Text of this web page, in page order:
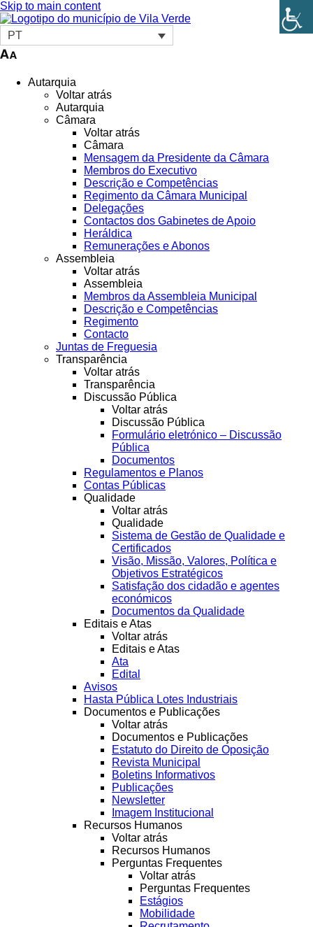
Skip to main content
PT
Autarquia
Voltar atrás
Autarquia
Câmara
Voltar atrás
Câmara
Mensagem da Presidente da Câmara
Membros do Executivo
Descrição e Competências
Regimento da Câmara Municipal
Delegações
Contactos dos Gabinetes de Apoio
Heráldica
Remunerações e Abonos
Assembleia
Voltar atrás
Assembleia
Membros da Assembleia Municipal
Descrição e Competências
Regimento
Contacto
Juntas de Freguesia
Transparência
Voltar atrás
Transparência
Discussão Pública
Voltar atrás
Discussão Pública
Formulário eletrónico – Discussão
Pública
Documentos
Regulamentos e Planos
Contas Públicas
Qualidade
Voltar atrás
Qualidade
Sistema de Gestão de Qualidade e
Certificados
Visão, Missão, Valores, Política e
Objetivos Estratégicos
Satisfação dos cidadão e agentes
económicos
Documentos da Qualidade
Editais e Atas
Voltar atrás
Editais e Atas
Ata
Edital
Avisos
Hasta Pública Lotes Industriais
Documentos e Publicações
Voltar atrás
Documentos e Publicações
Estatuto do Direito de Oposição
Revista Municipal
Boletins Informativos
Publicações
Newsletter
Imagem Institucional
Recursos Humanos
Voltar atrás
Recursos Humanos
Perguntas Frequentes
Voltar atrás
Perguntas Frequentes
Estágios
Mobilidade